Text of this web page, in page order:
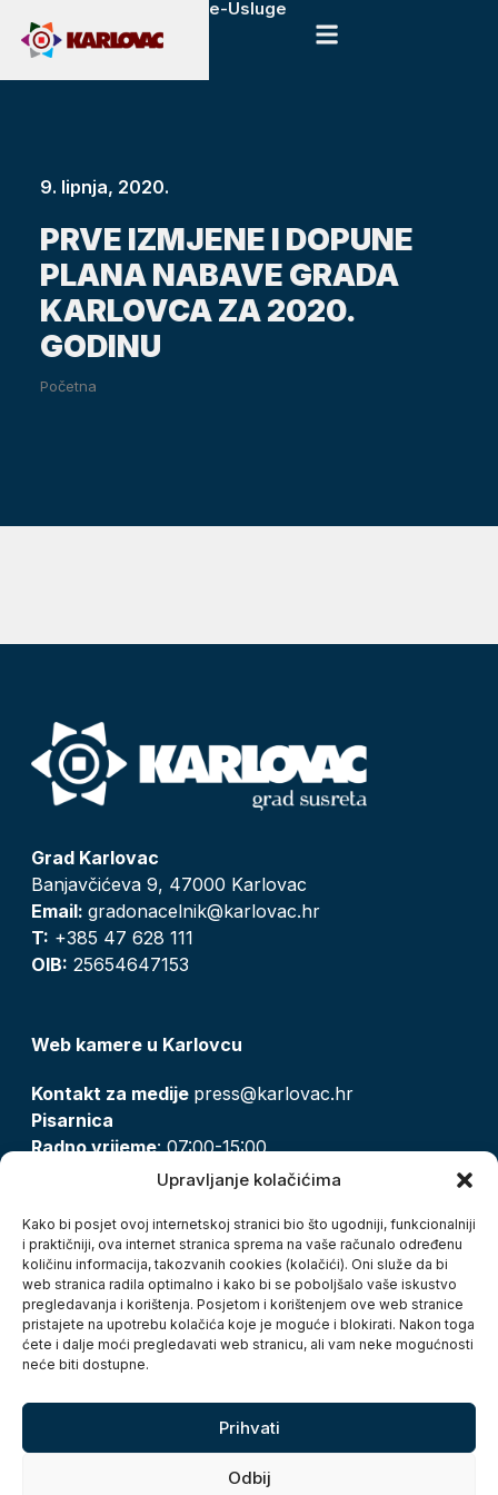
Upravljanje kolačićima
Kako bi posjet ovoj internetskoj stranici bio što ugodniji, funkcionalniji
i praktičniji, ova internet stranica sprema na vaše računalo određenu
količinu informacija, takozvanih cookies (kolačići). Oni služe da bi
web stranica radila optimalno i kako bi se poboljšalo vaše iskustvo
pregledavanja i korištenja. Posjetom i korištenjem ove web stranice
pristajete na upotrebu kolačića koje je moguće i blokirati. Nakon toga
ćete i dalje moći pregledavati web stranicu, ali vam neke mogućnosti
neće biti dostupne.
Prihvati
Odbij
e-Usluge
9. lipnja, 2020.
PRVE IZMJENE I DOPUNE
PLANA NABAVE GRADA
KARLOVCA ZA 2020.
GODINU
Početna
Grad Karlovac
Banjavčićeva 9, 47000 Karlovac
Email: gradonacelnik@karlovac.hr
T: +385 47 628 111
OIB: 25654647153
Web kamere u Karlovcu
Kontakt za medije press@karlovac.hr
Pisarnica
Radno vrijeme: 07:00-15:00
pisarnica@karlovac.hr
Zaštita osobnih podataka
Pristup informacijama
Kolačići
Izjava o pristupačnosti
Turistička zajednica grada Karlovca